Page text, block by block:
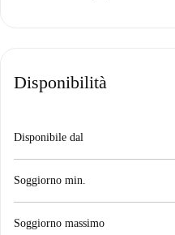
Disponibilità
Disponibile dal
Soggiorno min.
Soggiorno massimo